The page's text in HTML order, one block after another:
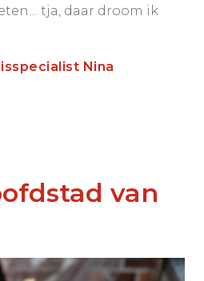
tja, daar droom ik
Nina
van